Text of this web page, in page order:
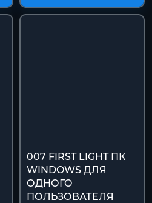
007 FIRST LIGHT ПК
WINDOWS ДЛЯ
ОДНОГО
ПОЛЬЗОВАТЕЛЯ